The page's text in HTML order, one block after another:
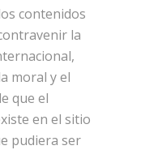
contenidos
la
moral y el
que el
en el sitio
pudiera ser